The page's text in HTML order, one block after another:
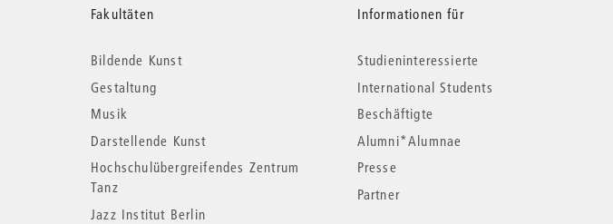
Weitere
Informationen
Fakultäten
Bildende Kunst
Gestaltung
Musik
Darstellende Kunst
Hochschulübergreifendes Zentrum
Tanz
Jazz Institut Berlin
Informationen für
Studieninteressierte
International Students
Beschäftigte
Alumni*Alumnae
Presse
Partner